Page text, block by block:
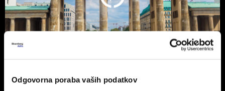
Odgovorna poraba vaših podatkov